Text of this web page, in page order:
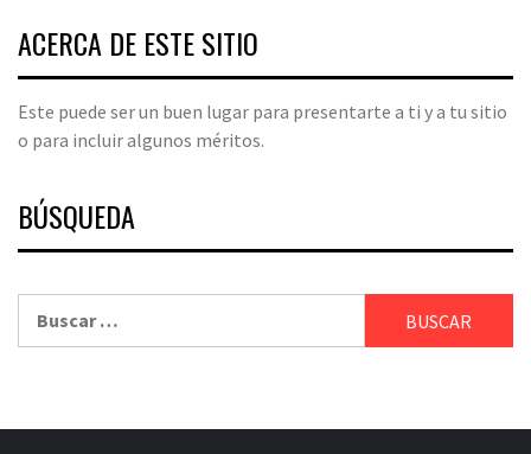
ACERCA DE ESTE SITIO
Este puede ser un buen lugar para presentarte a ti y a tu sitio
o para incluir algunos méritos.
BÚSQUEDA